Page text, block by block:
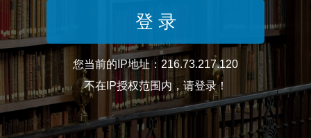
您当前的IP地址：216.73.217.120
不在IP授权范围内，请登录！